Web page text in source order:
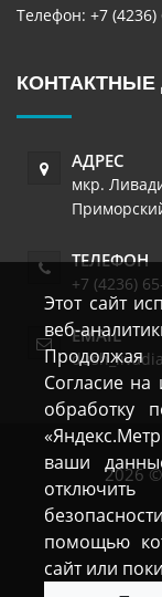
Этот сайт
веб-
Согласие на
обработку
ваши
помощью
сайт или
Телефон: +7 (4236)
АДРЕС
мкр.
ТЕЛЕФОН
+7 (4236)
EMAIL
2026